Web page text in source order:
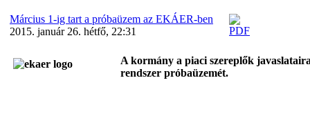
Március 1-ig tart a próbaüzem az EKÁER-ben
2015. január 26. hétfő, 22:31
A kormány a piaci szereplők
rendszer próbaüzemét.